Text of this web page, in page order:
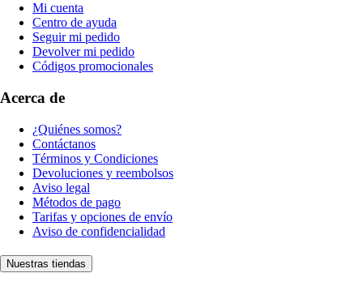
Mi cuenta
Centro de ayuda
Seguir mi pedido
Devolver mi pedido
Códigos promocionales
Acerca de
¿Quiénes somos?
Contáctanos
Términos y Condiciones
Devoluciones y reembolsos
Aviso legal
Métodos de pago
Tarifas y opciones de envío
Aviso de confidencialidad
Nuestras tiendas